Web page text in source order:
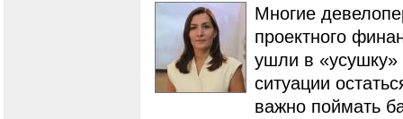
Многие
проектного
ушли в «усушку»
ситуации
важно поймать